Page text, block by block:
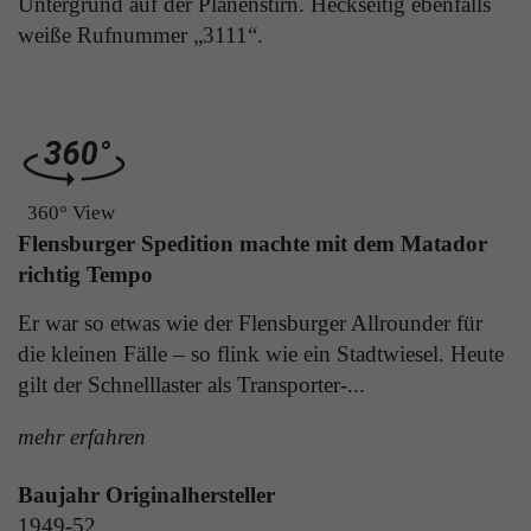
weiße Rufnummer „3111“.
360° View
Flensburger Spedition machte mit dem Matador
richtig Tempo
Er war so etwas wie der Flensburger Allrounder für
die kleinen Fälle – so flink wie ein Stadtwiesel. Heute
gilt der Schnelllaster als Transporter-...
mehr erfahren
Baujahr Originalhersteller
1949-52
die Benutzer-ID als verschlüsselten Wert (sog.
"hash-Wert") zum entsprechenden
Name
TYPO3
Laufzeit Ende der Sitzung
Zweck
PHPs Standard Sitzungs Identifikation (nur für
Administratoren relevant).
Anbieter TYPO3
Laufzeit 1 Tag
Name
Anbieter
Laufzeit 1 Jahr
Zweck
dieser ID kann Google Analytics
wiederkehrende User auf dieser Website
wiedererkennen und die Daten von früheren
Name